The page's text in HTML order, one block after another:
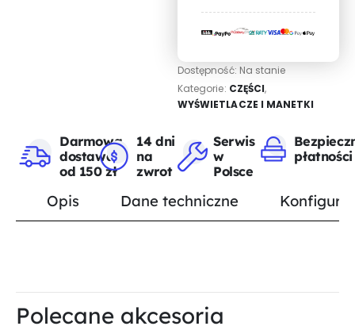
Dostępność: Na stanie
Kategorie: CZĘŚCI,
WYŚWIETLACZE I MANETKI
Darmowa
dostawa
od 150 zł
14 dni
na
zwrot
Serwis
w
Polsce
płatności
Opis Dane techniczne
Polecane akcesoria